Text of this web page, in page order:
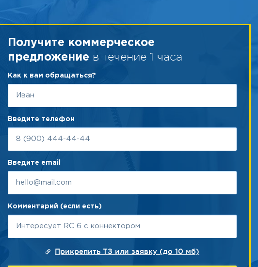
Получите коммерческое
предложение в течение 1 часа
Как к вам обращаться?
Введите телефон
Введите email
Комментарий (если есть)
Прикрепить ТЗ или заявку (до 10 мб)